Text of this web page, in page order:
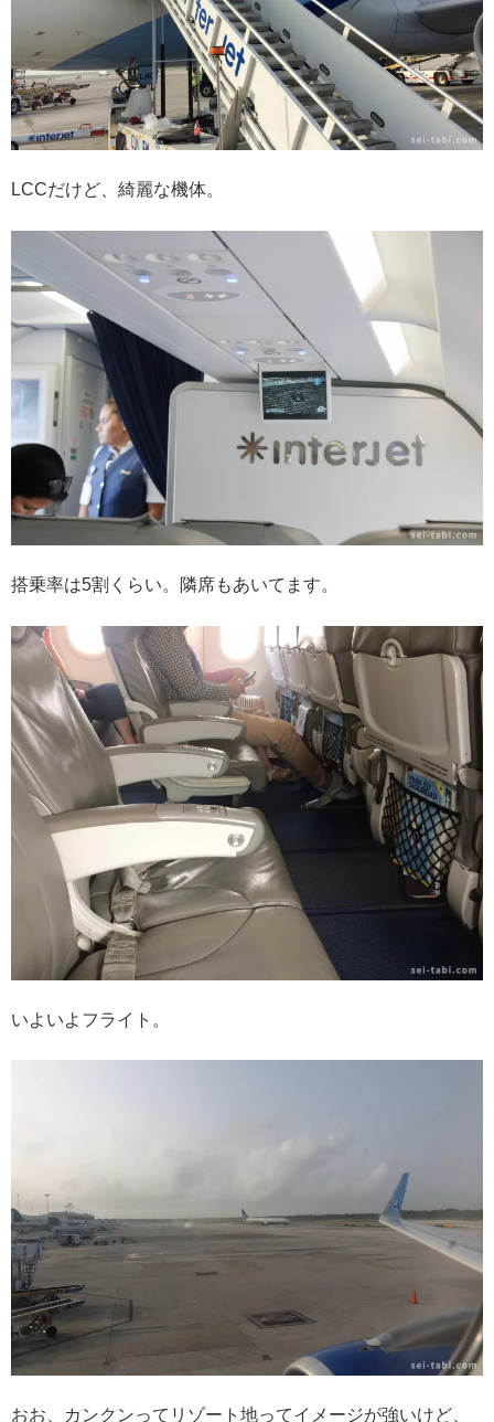
LCCだけど、綺麗な機体。
搭乗率は5割くらい。隣席もあいてます。
いよいよフライト。
おお、カンクンってリゾート地ってイメージが強いけど、